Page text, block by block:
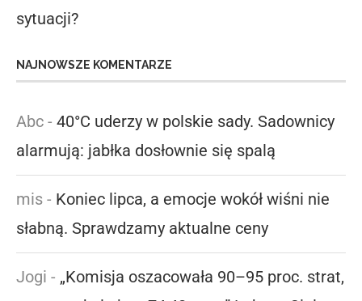
sytuacji?
NAJNOWSZE KOMENTARZE
Abc - 40°C uderzy w polskie sady. Sadownicy
alarmują: jabłka dosłownie się spalą
mis - Koniec lipca, a emocje wokół wiśni nie
słabną. Sprawdzamy aktualne ceny
Jogi - „Komisja oszacowała 90–95 proc. strat,